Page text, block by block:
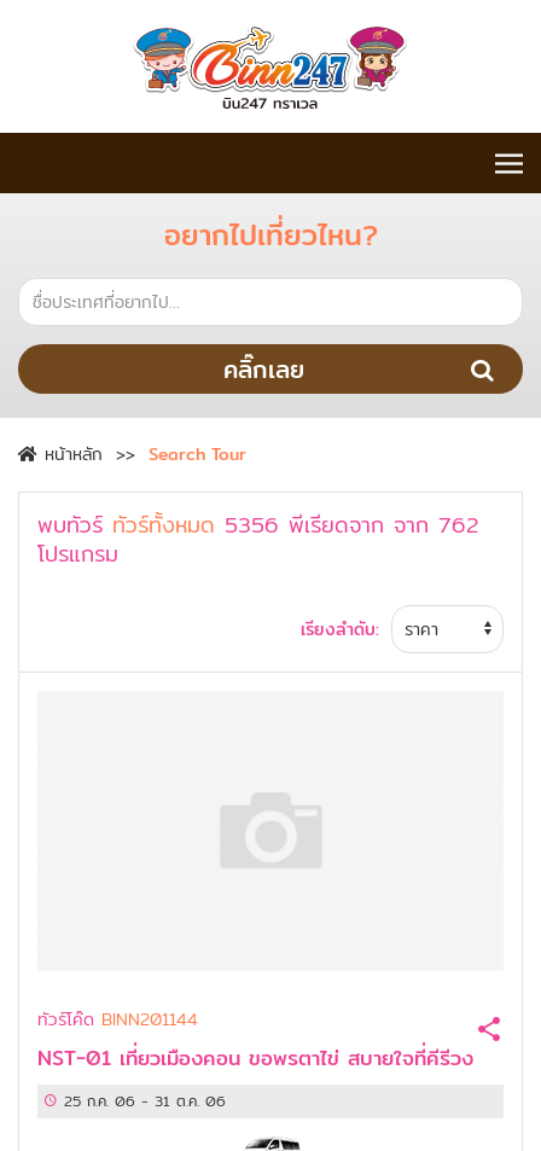
อยากไปเที่ยวไหน?
คลิ๊กเลย
หน้าหลัก Search Tour
พบทัวร์ ทัวร์ทั้งหมด 5356 พีเรียดจาก จาก 762
โปรแกรม
เรียงลำดับ:
ทัวร์โค๊ด BINN201144
NST-01 เที่ยวเมืองคอน ขอพรตาไข่ สบายใจที่คีรีวง
25 ก.ค. 06 - 31 ต.ค. 06